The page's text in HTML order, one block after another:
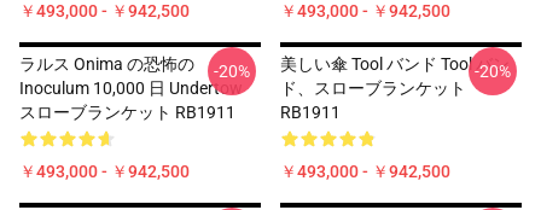
￥493,000 - ￥942,500 ￥493,000 - ￥942,500
ラルス Onima の恐怖の
Inoculum 10,000 日 Undertow
スローブランケット RB1911
￥493,000 - ￥942,500
-20%
美しい傘 Tool バンド Tool バン
ド、スローブランケット
RB1911
￥493,000 - ￥942,500
-20%